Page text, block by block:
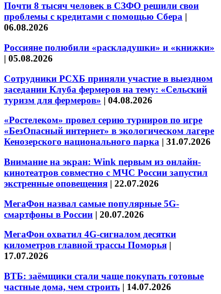
Почти 8 тысяч человек в СЗФО решили свои
проблемы с кредитами с помощью Сбера |
06.08.2026
Россияне полюбили «раскладушки» и «книжки»
| 05.08.2026
Сотрудники РСХБ приняли участие в выездном
заседании Клуба фермеров на тему: «Сельский
туризм для фермеров» | 04.08.2026
«Ростелеком» провел серию турниров по игре
«БезОпасный интернет» в экологическом лагере
Кенозерского национального парка | 31.07.2026
Внимание на экран: Wink первым из онлайн-
кинотеатров совместно с МЧС России запустил
экстренные оповещения | 22.07.2026
МегаФон назвал самые популярные 5G-
смартфоны в России | 20.07.2026
МегаФон охватил 4G-сигналом десятки
километров главной трассы Поморья |
17.07.2026
ВТБ: заёмщики стали чаще покупать готовые
частные дома, чем строить | 14.07.2026